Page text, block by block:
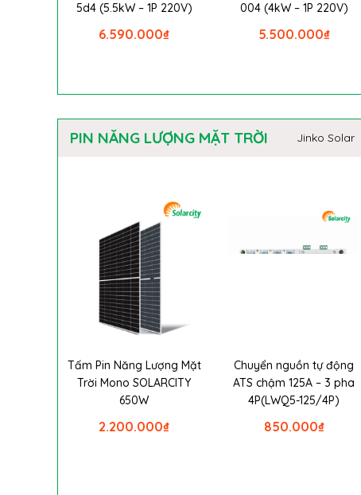
5d4 (5.5kW – 1P 220V)
₫
6.590.000
004 (4kW – 1P 220V)
₫
5.500.000
PIN NĂNG LƯỢNG MẶT TRỜI Jinko Solar
Tấm Pin Năng Lượng Mặt
Trời Mono SOLARCITY
650W
₫
2.200.000
Chuyển nguồn tự động
ATS chậm 125A – 3 pha
4P(LWQ5-125/4P)
₫
850.000